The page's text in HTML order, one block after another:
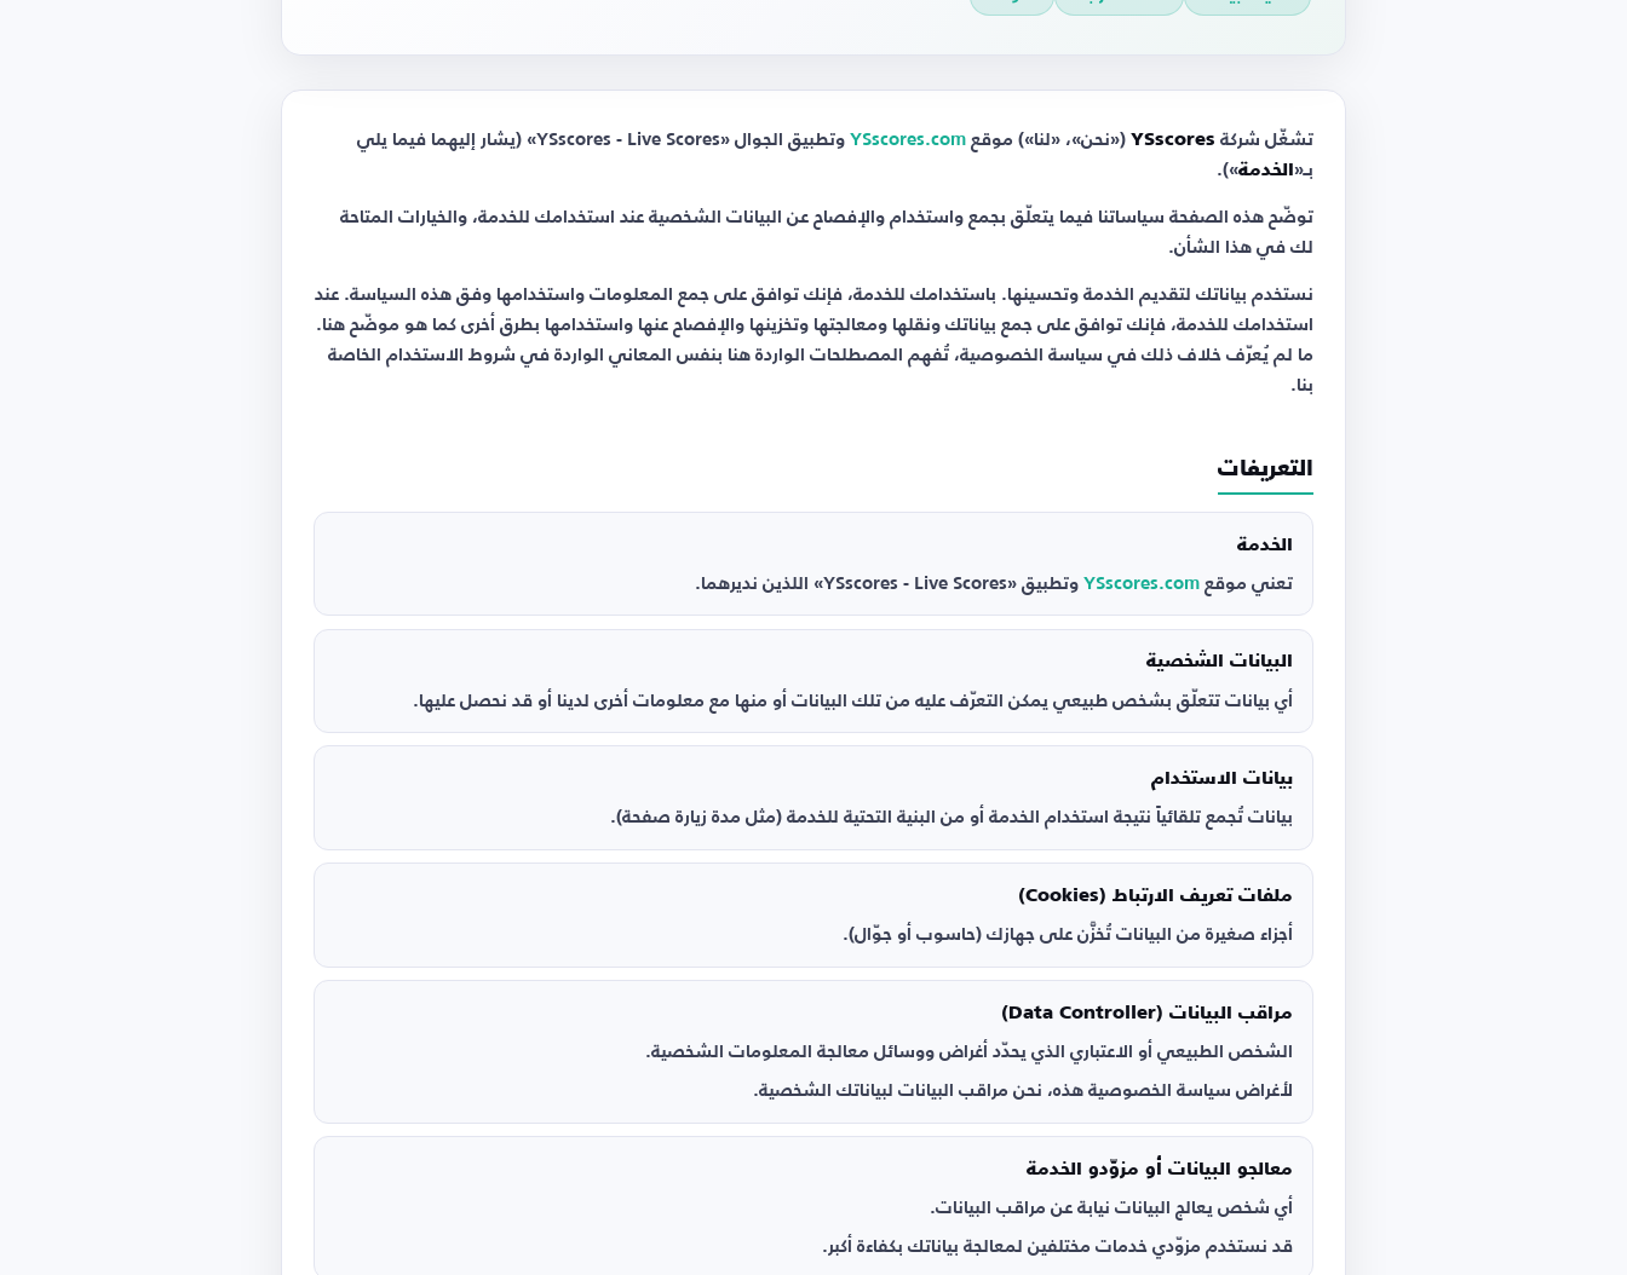
تشغّل شركة YSscores («نحن»، «لنا») موقعYSscores.com
وتطبيق الجوال «YSscores - Live Scores» (يشار إليهما فيما يلي
بـ« الخدمة»).
توضّح هذه الصفحة سياساتنا فيما يتعلّق بجمع واستخدام والإفصاح عن البيانات الشخصية عند استخدامك للخدمة، والخيارات المتاحة
لك في هذا الشأن.
نستخدم بياناتك لتقديم الخدمة وتحسينها. باستخدامك للخدمة، فإنك توافق على جمع المعلومات واستخدامها وفق هذه السياسة. عند
استخدامك للخدمة، فإنك توافق على جمع بياناتك ونقلها ومعالجتها وتخزينها والإفصاح عنها واستخدامها بطرق أخرى كما هو موضّح هنا.
ما لم يُعرّف خلاف ذلك في سياسة الخصوصية، تُفهم المصطلحات الواردة هنا بنفس المعاني الواردة في شروط الاستخدام الخاصة
بنا.
التعريفات
الخدمة
تعني موقعYSscores.com وتطبيق «YSscores - Live Scores» اللذين نديرهما.
البيانات الشخصية
أي بيانات تتعلّق بشخص طبيعي يمكن التعرّف عليه من تلك البيانات أو منها مع معلومات أخرى لدينا أو قد نحصل عليها.
بيانات الاستخدام
بيانات تُجمع تلقائياً نتيجة استخدام الخدمة أو من البنية التحتية للخدمة (مثل مدة زيارة صفحة).
ملفات تعريف الارتباط (Cookies)
أجزاء صغيرة من البيانات تُخزَّن على جهازك (حاسوب أو جوّال).
مراقب البيانات (Data Controller)
الشخص الطبيعي أو الاعتباري الذي يحدّد أغراض ووسائل معالجة المعلومات الشخصية.
لأغراض سياسة الخصوصية هذه، نحن مراقب البيانات لبياناتك الشخصية.
معالجو البيانات أو مزوّدو الخدمة
أي شخص يعالج البيانات نيابة عن مراقب البيانات.
قد نستخدم مزوّدي خدمات مختلفين لمعالجة بياناتك بكفاءة أكبر.